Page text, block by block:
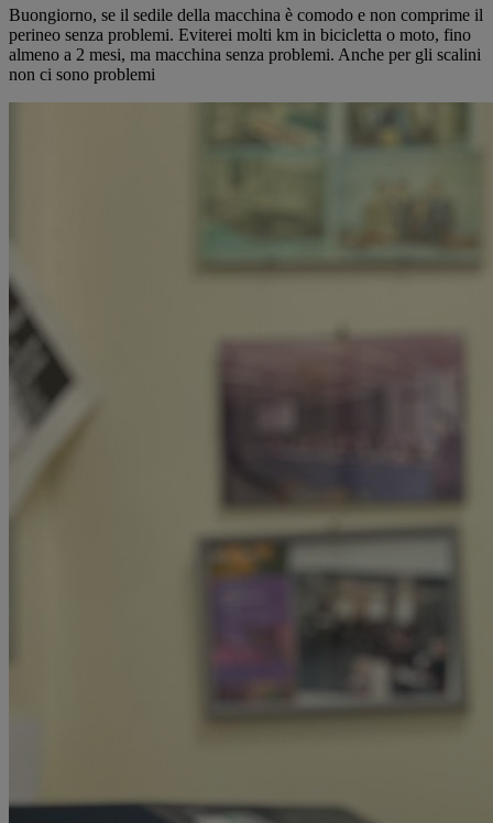
Buongiorno, se il sedile della macchina è comodo e non comprime il
perineo senza problemi. Eviterei molti km in bicicletta o moto, fino
almeno a 2 mesi, ma macchina senza problemi. Anche per gli scalini
non ci sono problemi